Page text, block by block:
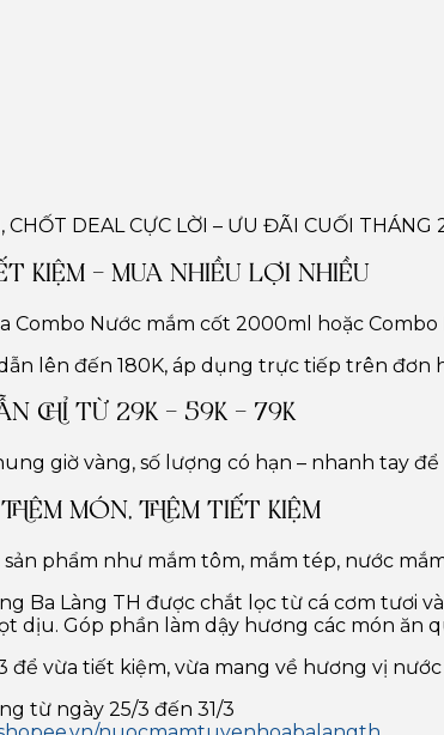
CHỐT DEAL CỰC LỜI – ƯU ĐÃI CUỐI THÁNG
KIỆM – MUA NHIỀU LỢI NHIỀU
Combo Nước mắm cốt 2000ml hoặc
lên đến 180K, áp dụng trực tiếp trên đơn
CHỈ TỪ 29K – 59K – 79K
giờ vàng, số lượng có hạn – nhanh tay
MÓN, THÊM TIẾT KIỆM
sản phẩm như mắm tôm, mắm tép, nước
Ba Làng TH được chắt lọc từ cá cơm tươi
dịu. Góp phần làm dậy hương các món ăn
để vừa tiết kiệm, vừa mang về hương vị
từ ngày 25/3 đến 31/3